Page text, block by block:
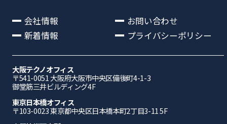
会社情報
新着情報
お問い合わせ
プライバシーポリシー
大阪テクノオフィス
〒541-0051 ⼤阪府⼤阪市中央区備後町4-1-3
御堂筋三井ビルディング4F
東京日本橋オフィス
〒103-0023 東京都中央区日本橋本町2丁目3-11 5F